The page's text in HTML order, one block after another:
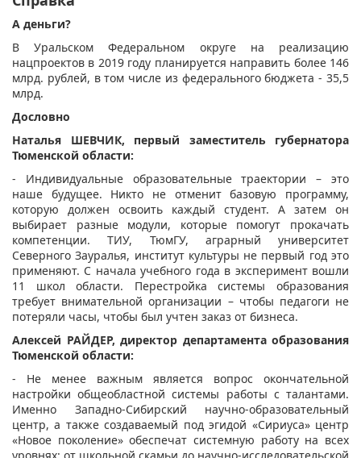
А деньги?
В Уральском Федеральном округе на реализацию
нацпроектов в 2019 году планируется направить более 146
млрд. рублей, в том числе из федерального бюджета - 35,5
млрд.
Дословно
Наталья ШЕВЧИК, первый заместитель губернатора
Тюменской области:
- Индивидуальные образовательные траектории – это
наше будущее. Никто не отменит базовую программу,
которую должен освоить каждый студент. А затем он
выбирает разные модули, которые помогут прокачать
компетенции. ТИУ, ТюмГУ, аграрный университет
Северного Зауралья, институт культуры не первый год это
применяют. С начала учебного года в эксперимент вошли
11 школ области. Перестройка системы образования
требует внимательной организации – чтобы педагоги не
потеряли часы, чтобы был учтен заказ от бизнеса.
Алексей РАЙДЕР, директор департамента образования
Тюменской области:
- Не менее важным является вопрос окончательной
настройки общеобластной системы работы с талантами.
Именно Западно-Сибирский научно-образовательный
центр, а также создаваемый под эгидой «Сириуса» центр
«Новое поколение» обеспечат системную работу на всех